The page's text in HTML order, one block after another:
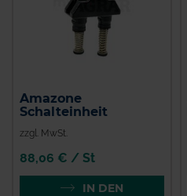
Amazone
Schalteinheit
zzgl. MwSt.
88,06 € / St
IN DEN